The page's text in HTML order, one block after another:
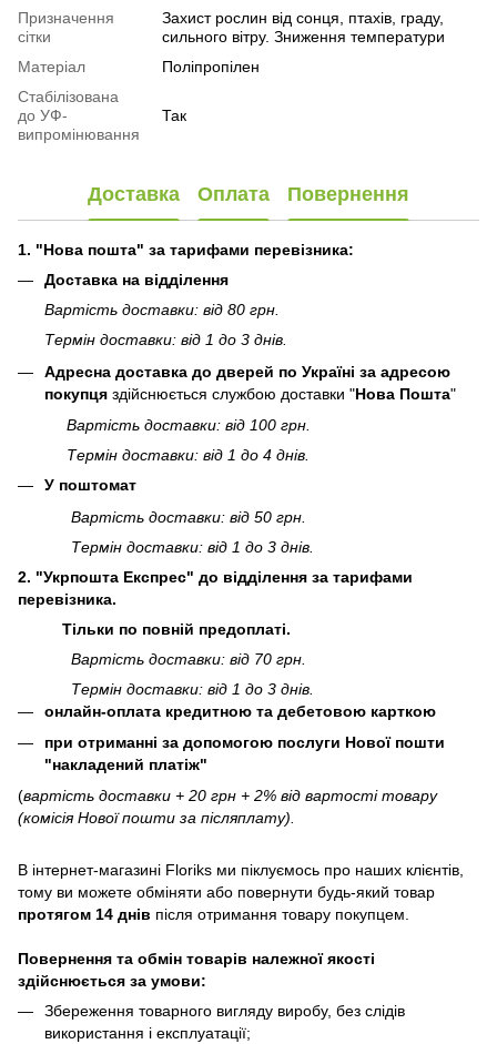
Призначення
сітки
Захист рослин від сонця, птахів, граду,
сильного вітру. Зниження температури
Матеріал
Поліпропілен
Стабілізована
до УФ-
випромінювання
Так
Доставка Оплата Повернення
1. "Нова пошта" за тарифами перевізника:
Доставка на відділення
Вартість доставки: від 80 грн.
Термін доставки: від 1 до 3 днів.
Адресна доставка до дверей по Україні за адресою
покупця здійснюється службою доставки "Нова Пошта"
Вартість доставки: від 100 грн.
Термін доставки: від 1 до 4 днів.
У поштомат
Вартість доставки: від 50 грн.
Термін доставки: від 1 до 3 днів.
2. "Укрпошта Експрес" до відділення за тарифами
перевізника.
Тільки по повній предоплаті.
Вартість доставки: від 70 грн.
Термін доставки: від 1 до 3 днів.
онлайн-оплата кредитною та дебетовою карткою
при отриманні за допомогою послуги Нової пошти
"накладений платіж"
(вартість доставки + 20 грн + 2% від вартості товару
(комісія Нової пошти за післяплату).
В інтернет-магазині Floriks ми піклуємось про наших клієнтів,
тому ви можете обміняти або повернути будь-який товар
протягом 14 днів після отримання товару покупцем.
Повернення та обмін товарів належної якості
здійснюється за умови:
Збереження товарного вигляду виробу, без слідів
використання і експлуатації;